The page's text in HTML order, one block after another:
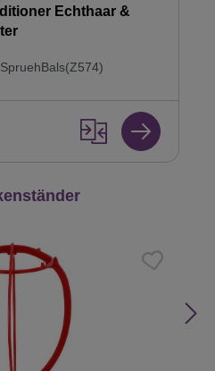
Echthaar &